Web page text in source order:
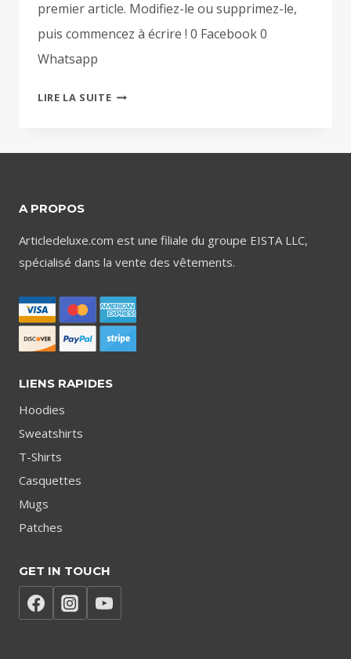
premier article. Modifiez-le ou supprimez-le,
puis commencez à écrire ! 0 Facebook 0
Whatsapp
LIRE LA SUITEBONJOUR
MONDE !
A PROPOS
Articledeluxe.com est une filiale du groupe EISTA LLC,
spécialisé dans la vente des vêtements.
LIENS RAPIDES
Hoodies
Sweatshirts
T-Shirts
Casquettes
Mugs
Patches
GET IN TOUCH